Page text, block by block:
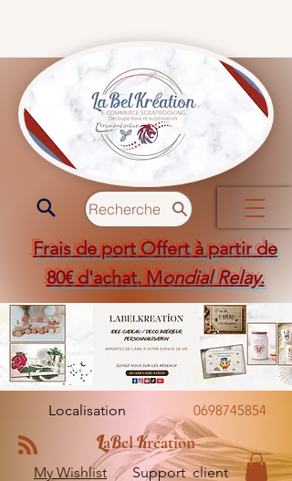
Recherche
Frais de port Offert à partir de
80€ d'achat. Mondial Relay.
Localisation 0698745854
LaBelKréation
My Wishlist Support client